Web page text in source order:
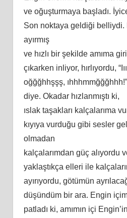
ve oğuşturmaya başladı.
Son noktaya geldiği belliydi.
ayırmış
ve hızlı bir şekilde amıma
çıkarken inliyor, hırlıyordu,
oğğğhhşşş, ıhhhmmğğğhhh!”
diye. Okadar hızlanmıştı ki,
ıslak taşakları kalçalarıma
kıyıya vurduğu gibi sesler
olmadan
kalçalarımdan güç alıyordu
yaklaştıkça elleri ile
ayırıyordu, götümün
düşündüm bir ara. Engin
patladı ki, amımın içi